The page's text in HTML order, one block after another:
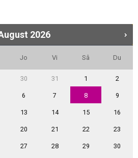
2026
Jo Vi Sâ Du
30 31 1 2
6 7 8 9
13 14 15 16
20 21 22 23
27 28 29 30